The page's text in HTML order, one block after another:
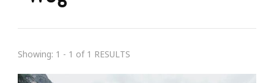
Showing: 1 - 1 of 1 RESULTS